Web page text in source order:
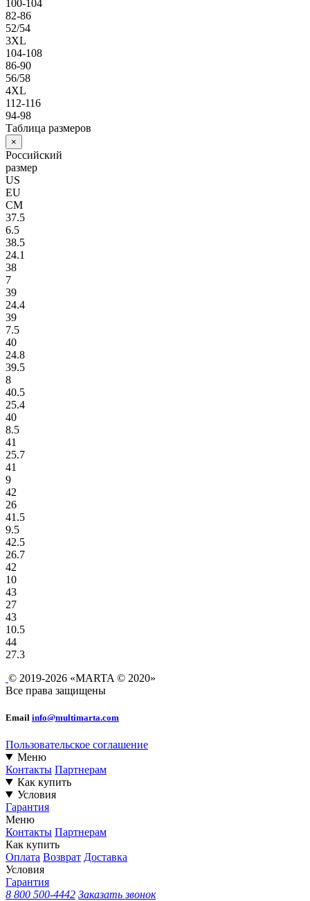
100-104
82-86
52/54
3XL
104-108
86-90
56/58
4XL
112-116
94-98
Таблица размеров
×
Российский
размер
US
EU
СМ
37.5
6.5
38.5
24.1
38
7
39
24.4
39
7.5
40
24.8
39.5
8
40.5
25.4
40
8.5
41
25.7
41
9
42
26
41.5
9.5
42.5
26.7
42
10
43
27
43
10.5
44
27.3
© 2019-2026 «MARTA © 2020»
Все права защищены
Email info@multimarta.com
Пользовательское соглашение
Меню
Контакты Партнерам
Как купить
Условия
Гарантия
Меню
Контакты Партнерам
Как купить
Оплата Возврат Доставка
Условия
Гарантия
8 800 500-4442 Заказать звонок